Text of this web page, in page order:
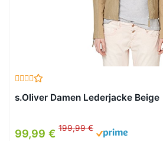
s.Oliver Damen Lederjacke Beige
99,99 € 199,99 €